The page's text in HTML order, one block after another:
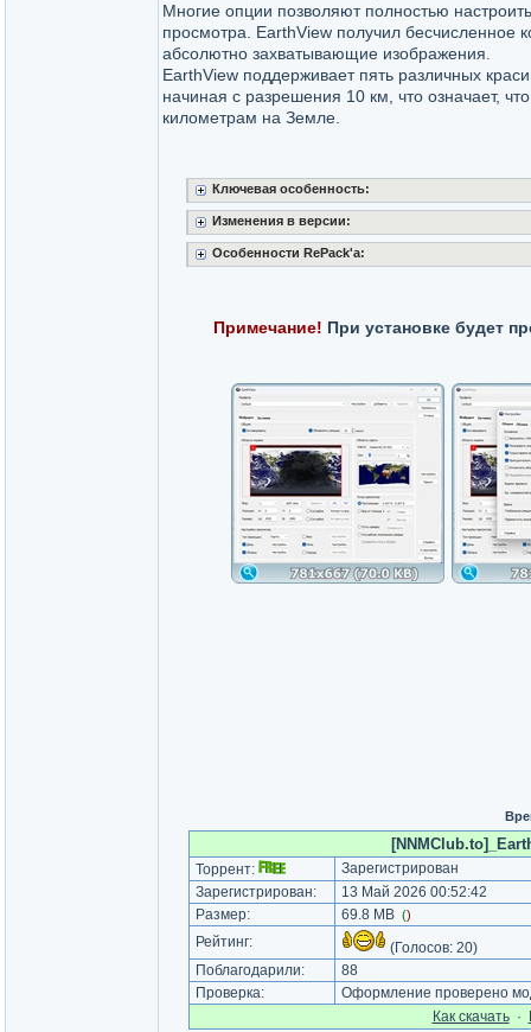
Многие опции позволяют полностью
просмотра. EarthView получил бесчисленное
абсолютно захватывающие изображения.
EarthView поддерживает пять различных
начиная с разрешения 10 км, что означает,
километрам на Земле.
Ключевая особенность:
Изменения в версии:
Особенности RePack'a:
Примечание! При установке будет
Торрент:
Зарегистрирован
Зарегистрирован:
13 Май 2026 00:52:42
Размер:
69.8 MB ()
Рейтинг: (Голосов: 20)
Поблагодарили:
88
Проверка:
Оформление проверено
Как cкачать·